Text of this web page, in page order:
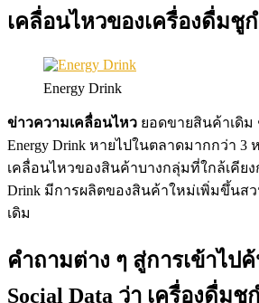
เคลื่อนไหวของเครื่องดื่มชู
Energy Drink
ข่าวความเคลื่อนไหว ยอดขายสินค้าเดิม
Energy Drink หายไปในตลาดมากกว่า
เคลื่อนไหวของสินค้าบางกลุ่มที่ใกล้เคียง
Drink มีการผลิตของสินค้าใหม่เพิ่มขึ้นส
เดิม
คำถามต่าง ๆ สู่การเข้าไป
Social Data ว่า เครื่องดื่มชู